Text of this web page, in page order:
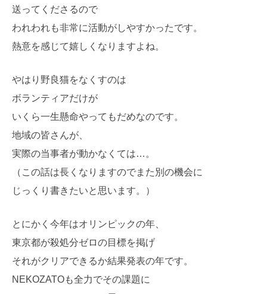
送ってくださるので
われわれも非常に活動がしやすかったです。
熱意を感じて嬉しくなりますよね。
やはり野良猫をなくすのは
ボランティアだけが
いくら一生懸命やってもだめなのです。
地域の皆さんが、
実際の当事者が動かなくては…。
（この話は長くなりますのでまた別の機会に
じっくり書きたいと思います。）
とにかく今年はオリンピックの年、
東京都が殺処分ゼロの目標を掲げ
それがクリアできるか結果発表の年です。
NEKOZATOも全力でその課題に